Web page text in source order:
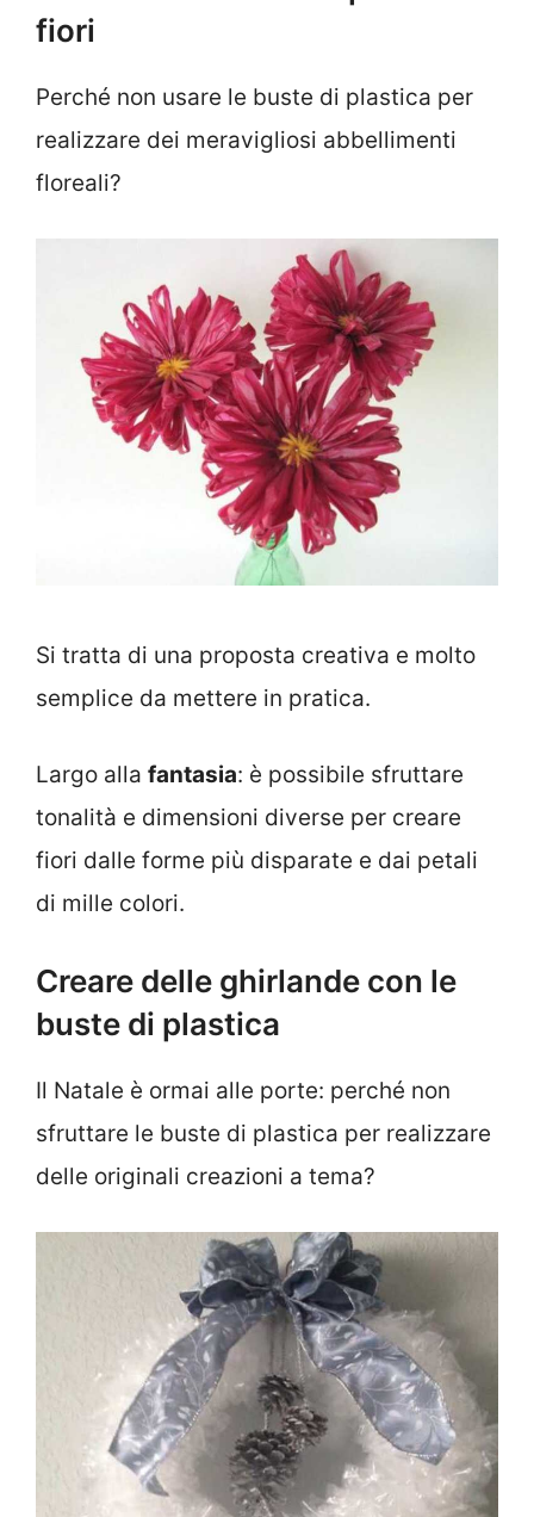
fiori
Perché non usare le buste di plastica per
realizzare dei meravigliosi abbellimenti
floreali?
Si tratta di una proposta creativa e molto
semplice da mettere in pratica.
Largo alla fantasia: è possibile sfruttare
tonalità e dimensioni diverse per creare
fiori dalle forme più disparate e dai petali
di mille colori.
Creare delle ghirlande con le
buste di plastica
Il Natale è ormai alle porte: perché non
sfruttare le buste di plastica per realizzare
delle originali creazioni a tema?